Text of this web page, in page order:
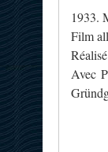
1933.
Film
Avec